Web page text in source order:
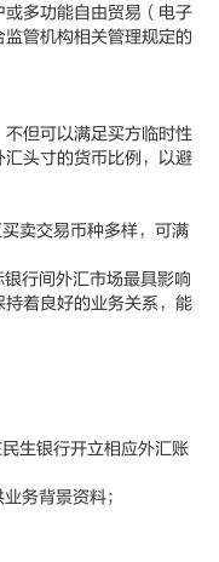
多功能自由贸易（电子
管机构相关管理规定的
但可以满足买方临时性
头寸的货币比例，以避
卖交易币种多样，可满
行间外汇市场最具影响
着良好的业务关系，能
生银行开立相应外汇账
务背景资料；